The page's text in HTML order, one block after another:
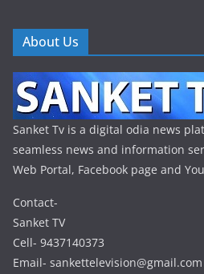
About Us
Sanket Tv is a digital odia news
seamless news and information
Web Portal, Facebook page and
Contact-
Sanket TV
Cell- 9437140373
Email- sankettelevision@gmail.com